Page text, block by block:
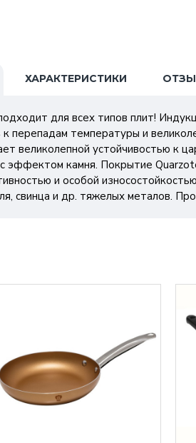
ХАРАКТЕРИСТИКИ
для всех типов плит!
перепадам температуры и
великолепной устойчивостью к
эффектом камня. Покрытие
и особой
свинца и др. тяжелых металов.